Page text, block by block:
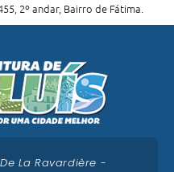
2º andar, Bairro de Fátima.
La Ravardière -